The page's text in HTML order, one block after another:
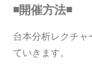
◾️開催方法◾️
台本分析レクチ
ていきます。